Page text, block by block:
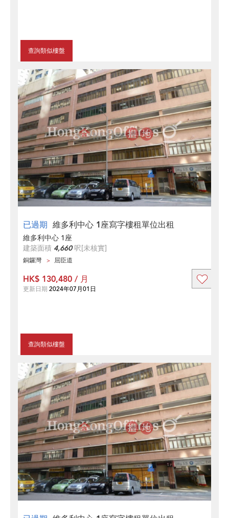
查詢類似樓盤
已過期 維多利中心 1座寫字樓租單位出租
維多利中心 1座
建築面積 4,660呎[未核實]
銅鑼灣 屈臣道
查詢類似樓盤
HK$ 130,480 / 月
更新日期 2024年07月01日